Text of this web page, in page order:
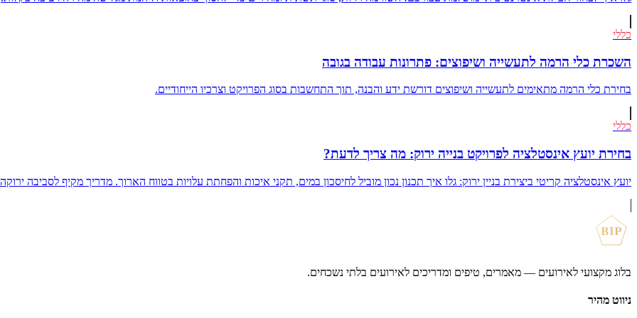
כללי
השכרת כלי הרמה לתעשייה ושיפוצים: פתרונות עבודה בגובה
בחירת כלי הרמה מתאימים לתעשייה ושיפוצים דורשת ידע והבנה, תוך התחשבות בסוג הפרויקט וצרכיו הייחודיים.
כללי
בחירת יועץ אינסטלציה לפרויקט בנייה ירוק: מה צריך לדעת?
יועץ אינסטלציה קריטי ביצירת בניין ירוק: גלו איך תכנון נכון מוביל לחיסכון במים, תקני איכות והפחתת עלויות בטווח הארוך. מדריך מקיף לסביבה
BIP
בלוג מקצועי לאירועים — מאמרים, טיפים ומדריכים לאירועים בלתי נשכחים.
ניווט מהיר